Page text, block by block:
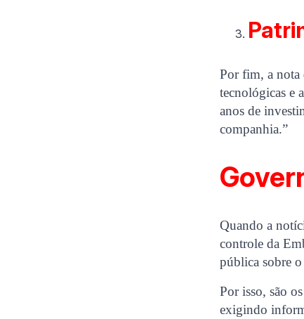
Por fim, a nota
tecnológicas e
anos de
companhia.”
Quando a
controle da
pública sobre o
Por isso, são
exigindo